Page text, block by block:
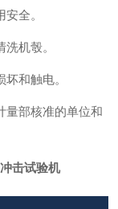
全。
机彀。
和触电。
量部核准的单位和
击试验机